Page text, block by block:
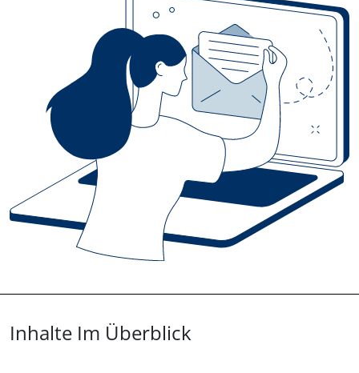
Überblick: Inhalte
Inhalte Im Überblick